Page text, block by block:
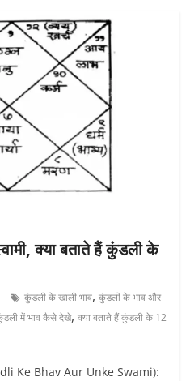
क्या बताते हैं कुंडली के
कुंडली के खाली भाव,कुंडली के भाव और
में भाव कैसे देखे,क्या बताते हैं कुंडली के 12
Ke Bhav Aur Unke Swami):